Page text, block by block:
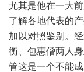
尤其是他在一大
了解各地代表的
加以对照鉴别。
衡、包惠僧两人
管这是一个不能